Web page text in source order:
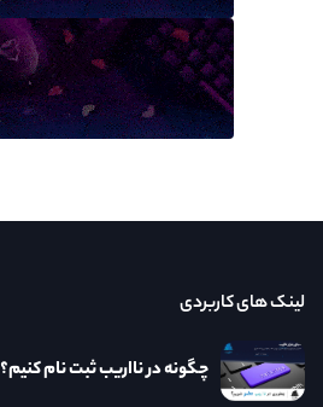
لینک های کاربردی
چگونه در نااریب ثبت نام کنیم؟